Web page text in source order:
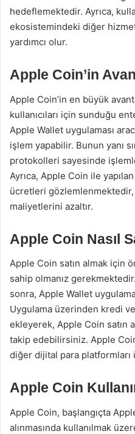
hedeflemektedir. Ayrıca,
ekosistemindeki diğer
yardımcı olur.
Apple Coin’in
Apple Coin’in en büyük
kullanıcıları için sunduğu
Apple Wallet uygulaması
işlem yapabilir. Bunun yanı
protokolleri sayesinde
Ayrıca, Apple Coin ile
ücretleri gözlemlenmektedir,
maliyetlerini azaltır.
Apple Coin Nasıl
Apple Coin satın almak için
sahip olmanız
sonra, Apple Wallet
Uygulama üzerinden kredi
ekleyerek, Apple Coin satın
takip edebilirsiniz. Apple
diğer dijital para
Apple Coin
Apple Coin, başlangıçta
alınmasında kullanılmak